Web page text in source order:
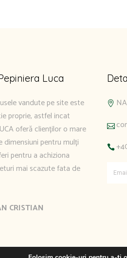
Luca
vandute pe site este
proprie, astfel incat
oferă clienților o mare
dimensiuni pentru mulți
pentru a achiziona
mai scazute fata de
CRISTIAN